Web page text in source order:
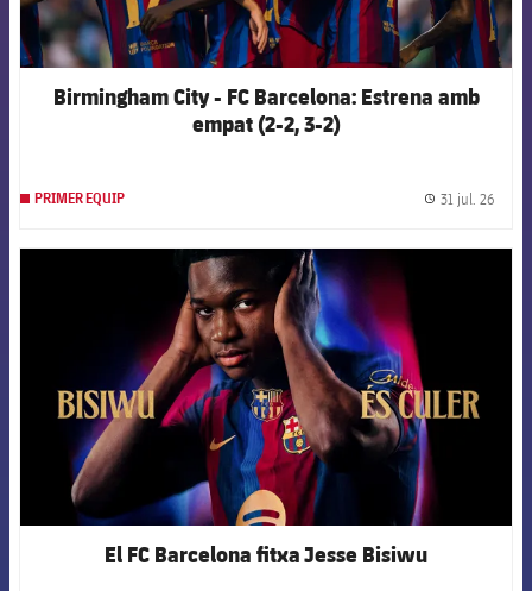
Birmingham City - FC Barcelona: Estrena amb
empat (2-2, 3-2)
PRIMER EQUIP 31 jul. 26
FCB Barcelona badge
El FC Barcelona fitxa Jesse Bisiwu